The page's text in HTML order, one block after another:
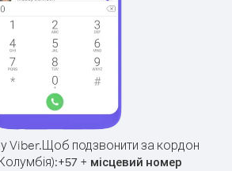
Viber.Щоб подзвонити за кордон
+57 + місцевий номер